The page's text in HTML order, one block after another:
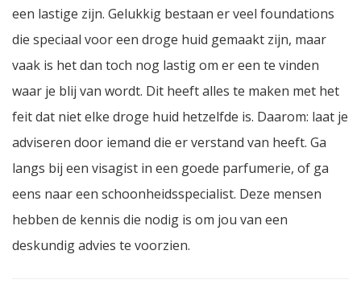
een lastige zijn. Gelukkig bestaan er veel foundations
die speciaal voor een droge huid gemaakt zijn, maar
vaak is het dan toch nog lastig om er een te vinden
waar je blij van wordt. Dit heeft alles te maken met het
feit dat niet elke droge huid hetzelfde is. Daarom: laat je
adviseren door iemand die er verstand van heeft. Ga
langs bij een visagist in een goede parfumerie, of ga
eens naar een schoonheidsspecialist. Deze mensen
hebben de kennis die nodig is om jou van een
deskundig advies te voorzien.